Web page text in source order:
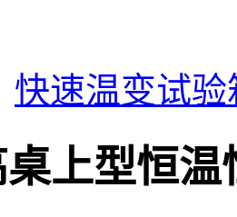
快速温变试验
上型恒